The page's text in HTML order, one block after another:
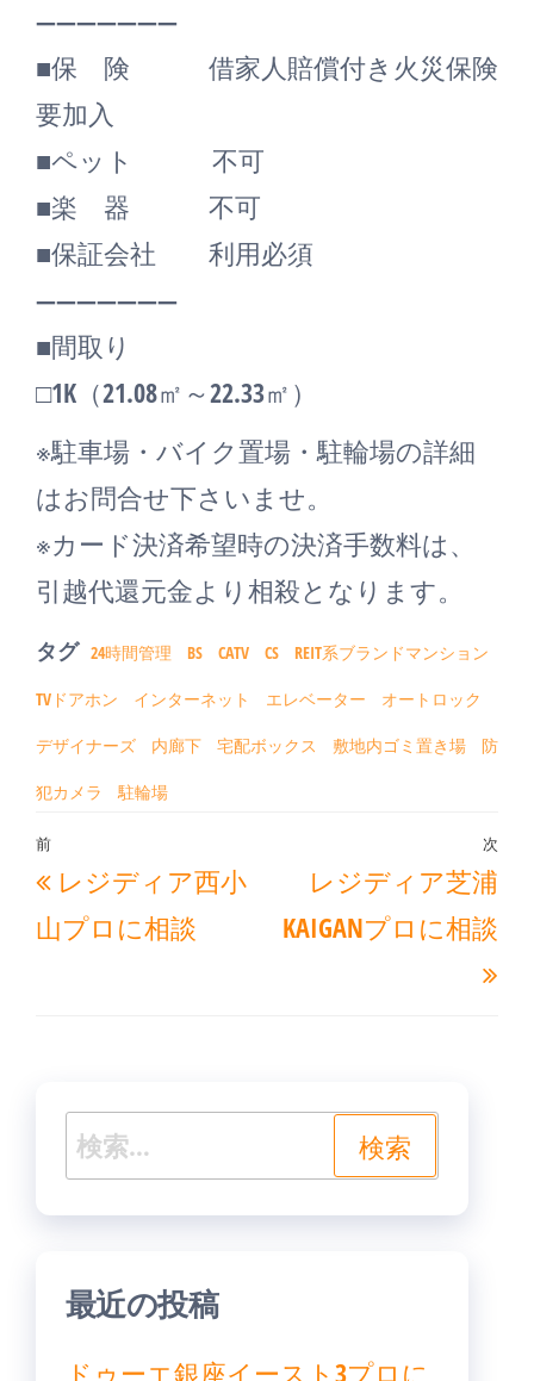
―――――――
■保 険 借家人賠償付き火災保険
要加入
■ペット 不可
■楽 器 不可
■保証会社 利用必須
―――――――
■間取り
□1K（21.08㎡～22.33㎡）
※駐車場・バイク置場・駐輪場の詳細
はお問合せ下さいませ。
※カード決済希望時の決済手数料は、
引越代還元金より相殺となります。
タグ 24時間管理 BS CATV CS REIT系ブランドマンション
TVドアホン インターネット エレベーター オートロック
デザイナーズ 内廊下 宅配ボックス 敷地内ゴミ置き場 防
犯カメラ 駐輪場
投
稿
ナ
ョ
過
去
の
前
レジディア西小
山プロに相談
次
次
レジディア芝浦
KAIGANプロに相談
検
索:
最近の投稿
ドゥーエ銀座イースト3プロに